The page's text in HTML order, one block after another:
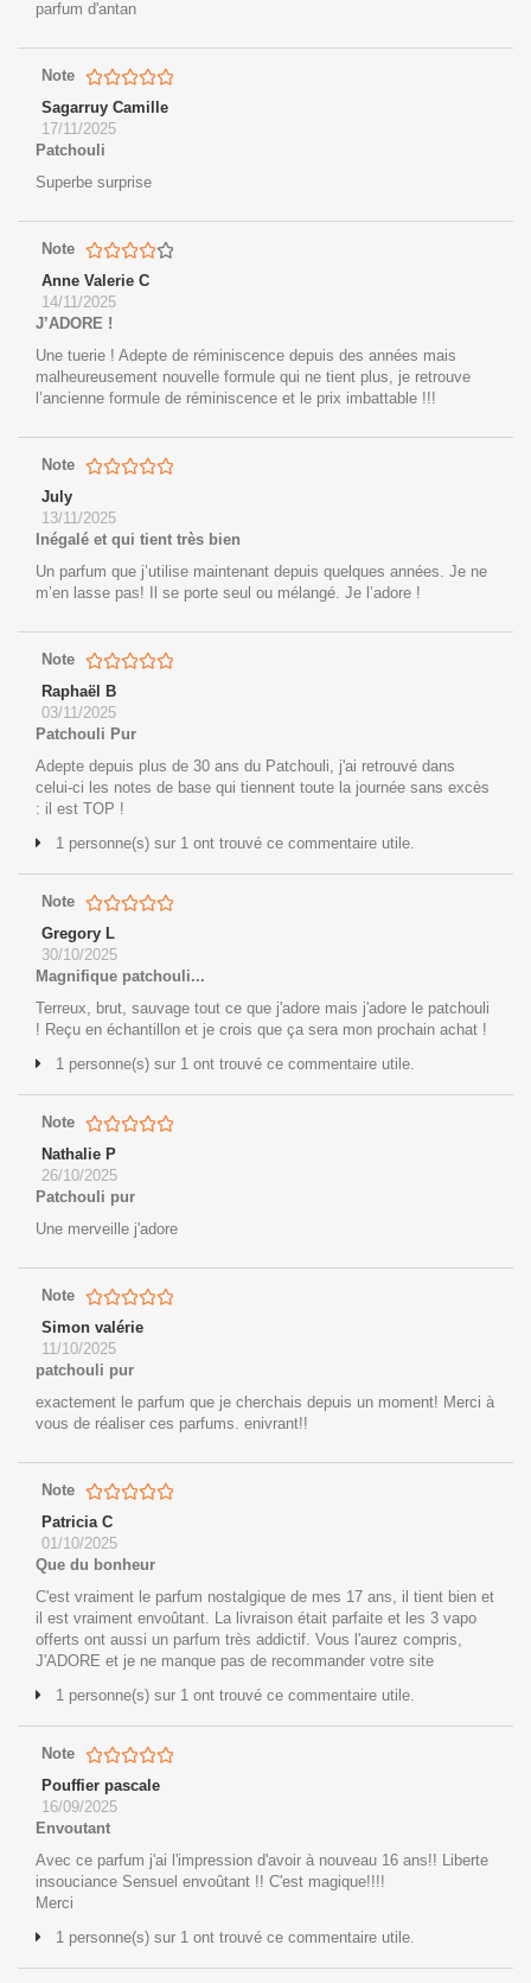
parfum d'antan
Note
Sagarruy Camille
17/11/2025
Patchouli
Superbe surprise
Note
Anne Valerie C
14/11/2025
J’ADORE !
Une tuerie ! Adepte de réminiscence depuis des années mais
malheureusement nouvelle formule qui ne tient plus, je retrouve
l’ancienne formule de réminiscence et le prix imbattable !!!
Note
July
13/11/2025
Inégalé et qui tient très bien
Un parfum que j’utilise maintenant depuis quelques années. Je ne
m’en lasse pas! Il se porte seul ou mélangé. Je l’adore !
Note
Raphaël B
03/11/2025
Patchouli Pur
Adepte depuis plus de 30 ans du Patchouli, j'ai retrouvé dans
celui-ci les notes de base qui tiennent toute la journée sans excès
: il est TOP !
1 personne(s) sur 1 ont trouvé ce commentaire utile.
Note
Gregory L
30/10/2025
Magnifique patchouli...
Terreux, brut, sauvage tout ce que j'adore mais j'adore le patchouli
! Reçu en échantillon et je crois que ça sera mon prochain achat !
1 personne(s) sur 1 ont trouvé ce commentaire utile.
Note
Nathalie P
26/10/2025
Patchouli pur
Une merveille j'adore
Note
Simon valérie
11/10/2025
patchouli pur
exactement le parfum que je cherchais depuis un moment! Merci à
vous de réaliser ces parfums. enivrant!!
Note
Patricia C
01/10/2025
Que du bonheur
C'est vraiment le parfum nostalgique de mes 17 ans, il tient bien et
il est vraiment envoûtant. La livraison était parfaite et les 3 vapo
offerts ont aussi un parfum très addictif. Vous l'aurez compris,
J'ADORE et je ne manque pas de recommander votre site
1 personne(s) sur 1 ont trouvé ce commentaire utile.
Note
Pouffier pascale
16/09/2025
Envoutant
Avec ce parfum j'ai l'impression d'avoir à nouveau 16 ans!! Liberte
insouciance Sensuel envoûtant !! C'est magique!!!!
Merci
1 personne(s) sur 1 ont trouvé ce commentaire utile.